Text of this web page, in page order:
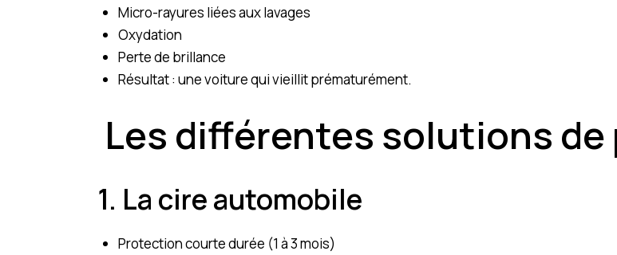
Micro-rayures liées aux lavages
Oxydation
Perte de brillance
Résultat : une voiture qui vieillit prématurément.
Les différentes solutions
1. La cire automobile
Protection courte durée (1 à 3 mois)